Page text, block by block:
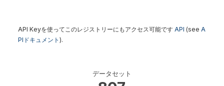
データセット
API Keyを使ってこのレジストリーにもアクセス可能です API (see A
PIドキュメント ).